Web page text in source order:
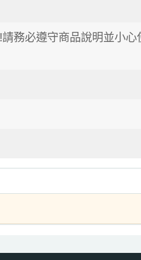
務必遵守商品說明並小心